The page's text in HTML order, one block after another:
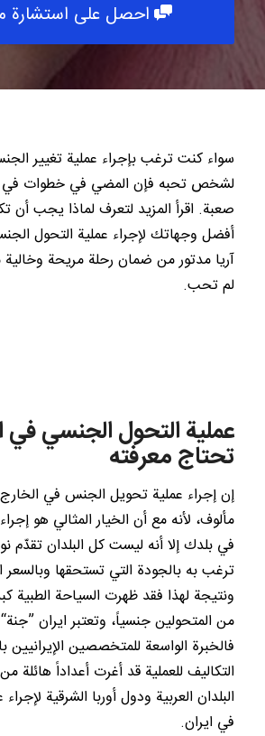
احصل على استشارة
سواء كنت ترغب بإجراء عملية تغيير
لشخص تحبه فإن المضي في خطوات في
صعبة. اقرأ المزيد لتعرف لماذا يجب أن
أفضل وجهاتك لإجراء عملية التحول
آريا مدتور من ضمان رحلة مريحة
لم تحب.
عملية التحول الجنسي في
تحتاج معرفته
إن إجراء عملية تحويل الجنس في
مألوف، لأنه مع أن الخيار المثالي هو
في بلدك إلا أنه ليست كل البلدان تقدّم
ترغب به بالجودة التي تستحقها
ونتيجة لهذا فقد ظهرت السياحة الطبية
من المتحولين جنسياً، وتعتبر ايران
فالخبرة الواسعة للمتخصصين الإيرانيين
التكاليف للعملية قد أغرت أعداداً هائلة
البلدان العربية ودول أوربا الشرقية
في ايران.